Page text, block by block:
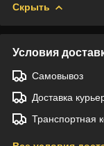
Скрыть
Условия
Самовывоз
Доставка
Транспортная